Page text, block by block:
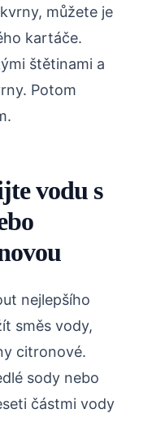
můžete je
kartáče.
štětinami a
Potom
vodu s
nejlepšího
směs vody,
citronové.
sody nebo
částmi vody